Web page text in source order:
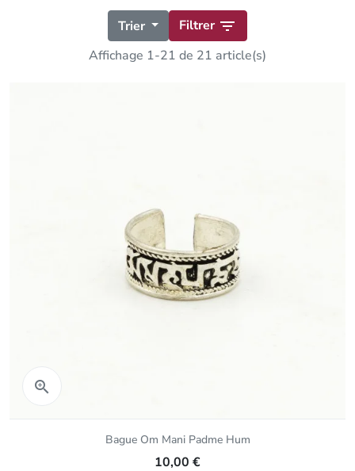
Trier Filtrer 
Affichage 1-21 de 21 article(s)

Bague Om Mani Padme Hum
10,00 €